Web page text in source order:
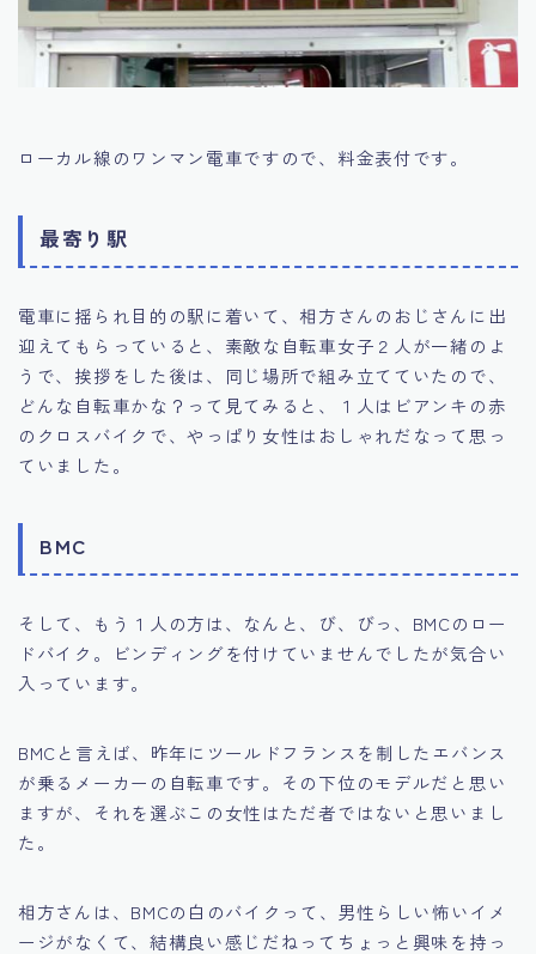
ローカル線のワンマン電車ですので、料金表付です。
最寄り駅
電車に揺られ目的の駅に着いて、相方さんのおじさんに出
迎えてもらっていると、素敵な自転車女子２人が一緒のよ
うで、挨拶をした後は、同じ場所で組み立てていたので、
どんな自転車かな？って見てみると、１人はビアンキの赤
のクロスバイクで、やっぱり女性はおしゃれだなって思っ
ていました。
BMC
そして、もう１人の方は、なんと、び、びっ、BMCのロー
ドバイク。ビンディングを付けていませんでしたが気合い
入っています。
BMCと言えば、昨年にツールドフランスを制したエバンス
が乗るメーカーの自転車です。その下位のモデルだと思い
ますが、それを選ぶこの女性はただ者ではないと思いまし
た。
相方さんは、BMCの白のバイクって、男性らしい怖いイメ
ージがなくて、結構良い感じだねってちょっと興味を持っ